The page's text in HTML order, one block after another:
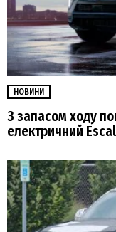
НОВИНИ
З запасом ходу
електричний